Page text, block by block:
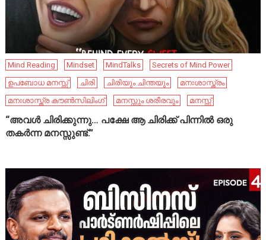
Mind Reading Mindset MindTalks
Secrets of Mind Power
ഉപബോധ മനസ്സ്
ചിരി ചിരിയും ചിന്തയും
മനഃശാസ്ത്രം
മനഃശാസ്ത്ര കൗൺസിലിംഗ്
മനസ്സും ശരീരവും മനസ്സ്
“അവൾ ചിരിക്കുന്നു… പക്ഷേ ആ ചിരിക്ക് പിന്നിൽ ഒരു
തകർന്ന മനസ്സുണ്ട്.”